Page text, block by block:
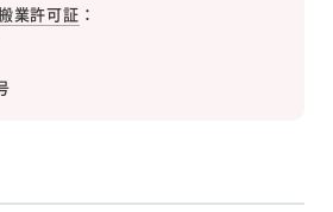
業許可証 ：